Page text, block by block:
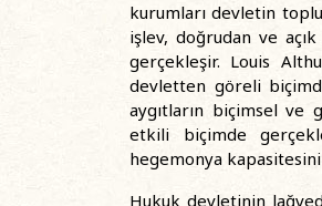
kurumları devletin
işlev, doğrudan ve
gerçekleşir. Louis
devletten göreli
aygıtların biçimsel
etkili biçimde
hegemonya
Hukuk devletinin